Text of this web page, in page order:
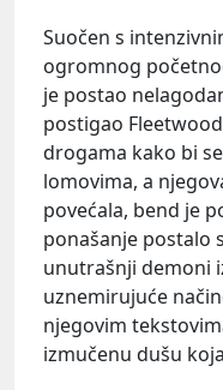
Suočen s
ogromnog
je postao
postigao
drogama kako bi
lomovima, a
povećala, bend je
ponašanje postalo
unutrašnji demoni
uznemirujuće
njegovim
izmučenu dušu